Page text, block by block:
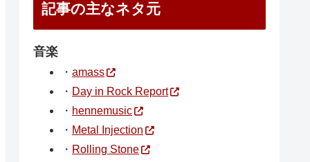
記事の主なネタ元
音楽
・ amass
・ Day in Rock Report
・ hennemusic
・ Metal Injection
・ Rolling Stone